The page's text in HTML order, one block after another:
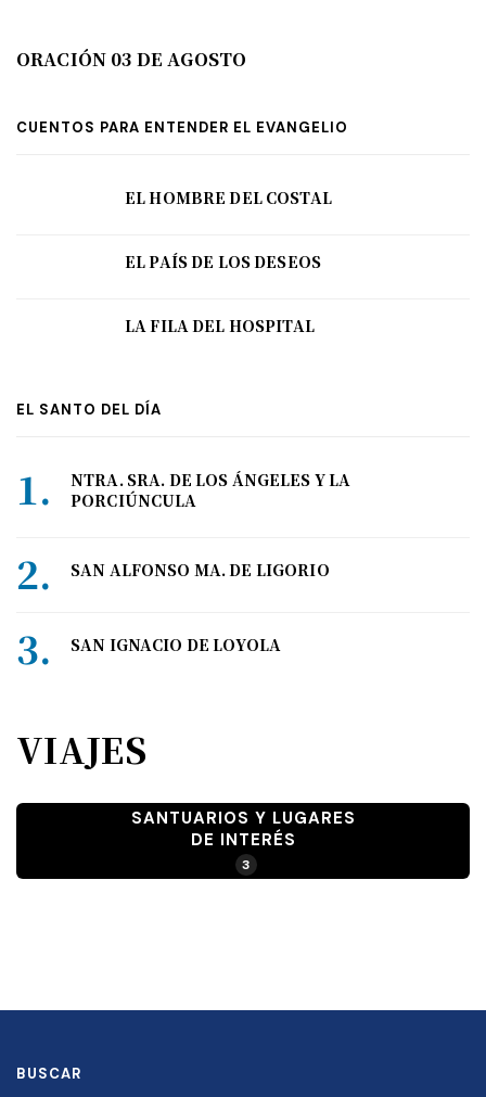
ORACIÓN 03 DE AGOSTO
CUENTOS PARA ENTENDER EL EVANGELIO
EL HOMBRE DEL COSTAL
EL PAÍS DE LOS DESEOS
LA FILA DEL HOSPITAL
EL SANTO DEL DÍA
NTRA. SRA. DE LOS ÁNGELES Y LA
PORCIÚNCULA
SAN ALFONSO MA. DE LIGORIO
SAN IGNACIO DE LOYOLA
VIAJES
SANTUARIOS Y LUGARES
DE INTERÉS
3
BUSCAR